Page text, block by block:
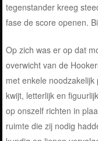
tegenstander kreeg
fase de score openen.
Op zich was er op dat
overwicht van de
met enkele
kwijt, letterlijk en
op onszelf richten in
ruimte die zij nodig